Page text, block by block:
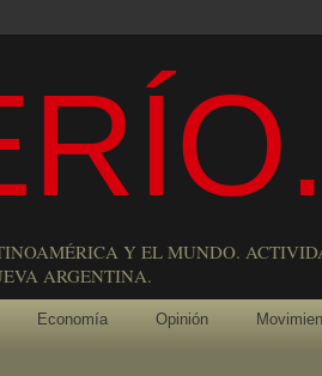
Y EL MUNDO.
ARGENTINA.
Economía Opinión